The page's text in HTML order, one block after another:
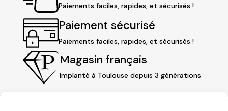
Paiements faciles, rapides, et sécurisés !
Paiement sécurisé
Paiements faciles, rapides, et sécurisés !
Magasin français
Implanté à Toulouse depuis 3 générations